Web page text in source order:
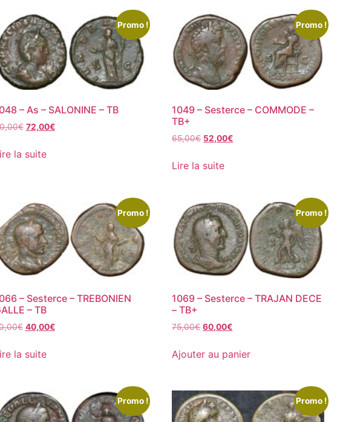
Promo !
– As – SALONINE – TB
€ 72,00€
la suite
Promo !
1049 – Sesterce – COMMODE –
TB+
65,00€ 52,00€
Lire la suite
Promo !
– Sesterce – TREBONIEN
– TB
€ 40,00€
la suite
Promo !
1069 – Sesterce – TRAJAN DECE
– TB+
75,00€ 60,00€
Ajouter au panier
Promo ! Promo !